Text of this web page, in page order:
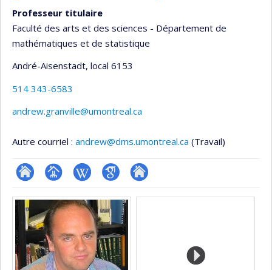
Professeur titulaire
Faculté des arts et des sciences - Département de
mathématiques et de statistique
André-Aisenstadt, local 6153
514 343-6583
andrew.granville@umontreal.ca
Autre courriel : andrew@dms.umontreal.ca (Travail)
ResearchGate
Page
professionnelle
(faculté,département,école)
Wiki
Google
Scholar
Autre
Médias